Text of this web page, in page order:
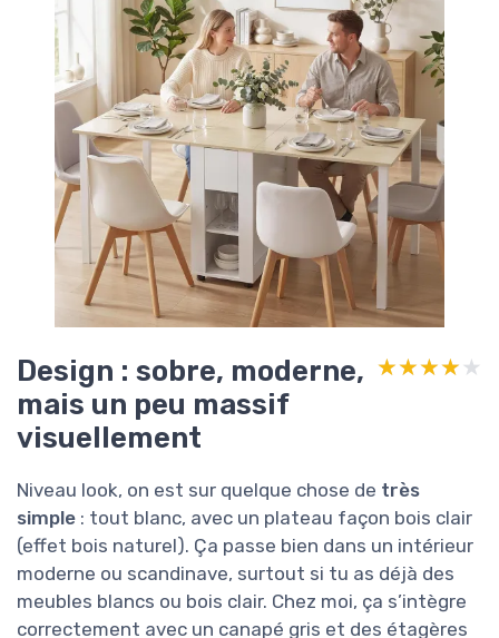
Design : sobre, moderne,
mais un peu massif
visuellement
★★★★★
★★★★★
Niveau look, on est sur quelque chose de très
simple : tout blanc, avec un plateau façon bois clair
(effet bois naturel). Ça passe bien dans un intérieur
moderne ou scandinave, surtout si tu as déjà des
meubles blancs ou bois clair. Chez moi, ça s’intègre
correctement avec un canapé gris et des étagères